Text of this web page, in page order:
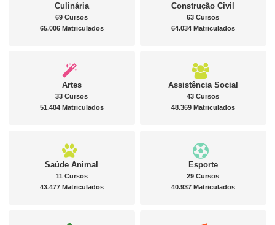
Culinária
69 Cursos
65.006 Matriculados
Construção Civil
63 Cursos
64.034 Matriculados
Artes
33 Cursos
51.404 Matriculados
Assistência Social
43 Cursos
48.369 Matriculados
Saúde Animal
11 Cursos
43.477 Matriculados
Esporte
29 Cursos
40.937 Matriculados